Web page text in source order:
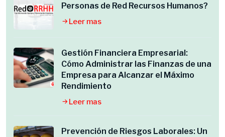
Personas de Red Recursos Humanos?
Leer mas
Gestión Financiera Empresarial:
Cómo Administrar las Finanzas de una
Empresa para Alcanzar el Máximo
Rendimiento
Leer mas
Prevención de Riesgos Laborales: Un